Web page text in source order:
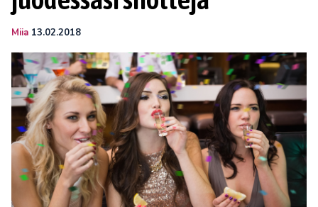
Miia 13.02.2018